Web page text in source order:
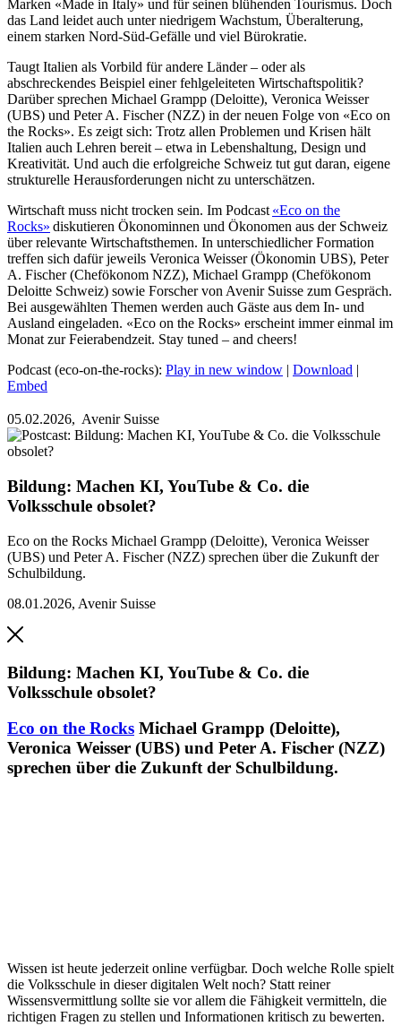
Marken «Made in Italy» und für seinen blühenden Tourismus. Doch
das Land leidet auch unter niedrigem Wachstum, Überalterung,
einem starken Nord-Süd-Gefälle und viel Bürokratie.
Taugt Italien als Vorbild für andere Länder – oder als
abschreckendes Beispiel einer fehlgeleiteten Wirtschaftspolitik?
Darüber sprechen Michael Grampp (Deloitte), Veronica Weisser
(UBS) und Peter A. Fischer (NZZ) in der neuen Folge von «Eco on
the Rocks». Es zeigt sich: Trotz allen Problemen und Krisen hält
Italien auch Lehren bereit – etwa in Lebenshaltung, Design und
Kreativität. Und auch die erfolgreiche Schweiz tut gut daran, eigene
strukturelle Herausforderungen nicht zu unterschätzen.
Wirtschaft muss nicht trocken sein. Im Podcast«Eco on the
Rocks» diskutieren Ökonominnen und Ökonomen aus der Schweiz
über relevante Wirtschaftsthemen. In unterschiedlicher Formation
treffen sich dafür jeweils Veronica Weisser (Ökonomin UBS), Peter
A. Fischer (Chefökonom NZZ), Michael Grampp (Chefökonom
Deloitte Schweiz) sowie Forscher von Avenir Suisse zum Gespräch.
Bei ausgewählten Themen werden auch Gäste aus dem In- und
Ausland eingeladen. «Eco on the Rocks» erscheint immer einmal im
Monat zur Feierabendzeit. Stay tuned – and cheers!
Podcast (eco-on-the-rocks): Play in new window | Download |
Embed
05.02.2026, Avenir Suisse
Bildung: Machen KI, YouTube & Co. die
Volksschule obsolet?
Eco on the Rocks Michael Grampp (Deloitte), Veronica Weisser
(UBS) und Peter A. Fischer (NZZ) sprechen über die Zukunft der
Schulbildung.
08.01.2026, Avenir Suisse
Bildung: Machen KI, YouTube & Co. die
Volksschule obsolet?
Eco on the Rocks Michael Grampp (Deloitte),
Veronica Weisser (UBS) und Peter A. Fischer (NZZ)
sprechen über die Zukunft der Schulbildung.
Wissen ist heute jederzeit online verfügbar. Doch welche Rolle spielt
die Volksschule in dieser digitalen Welt noch? Statt reiner
Wissensvermittlung sollte sie vor allem die Fähigkeit vermitteln, die
richtigen Fragen zu stellen und Informationen kritisch zu bewerten.